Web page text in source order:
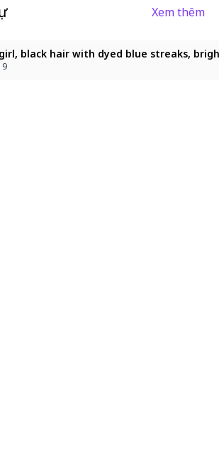
Xem thêm
black hair with dyed blue streaks,